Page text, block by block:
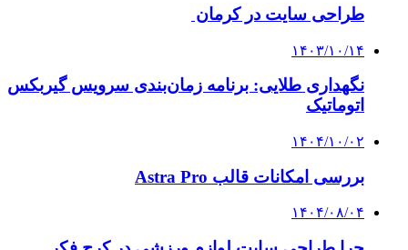
طراحی سایت در کرمان
۱۴۰۳/۱۰/۱۴
نگهداری طلایی: برنامه زمان‌بندی سرویس گیربکس
اتوماتیک
۱۴۰۴/۱۰/۰۲
بررسی امکانات قالب Astra Pro
۱۴۰۴/۰۸/۰۴